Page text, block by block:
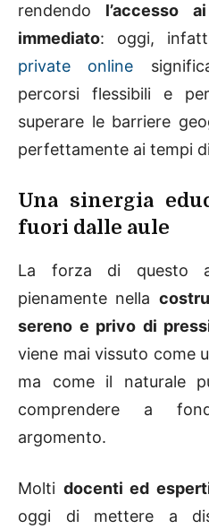
rendendo l’accesso
immediato: oggi,
private online
percorsi flessibili e
superare le barriere
perfettamente ai tempi
Una sinergia
fuori dalle aule
La forza di questo
pienamente nella
sereno e privo di
viene mai vissuto come
ma come il naturale
comprendere a
argomento.
Molti docenti ed
oggi di mettere a